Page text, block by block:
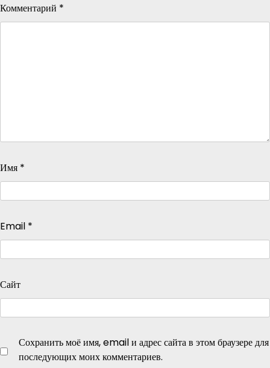
Комментарий *
Имя *
Email *
Сайт
Сохранить моё имя, email и адрес сайта в этом браузере для
последующих моих комментариев.